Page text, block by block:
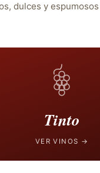
dulces y
Tinto
VER VINOS →